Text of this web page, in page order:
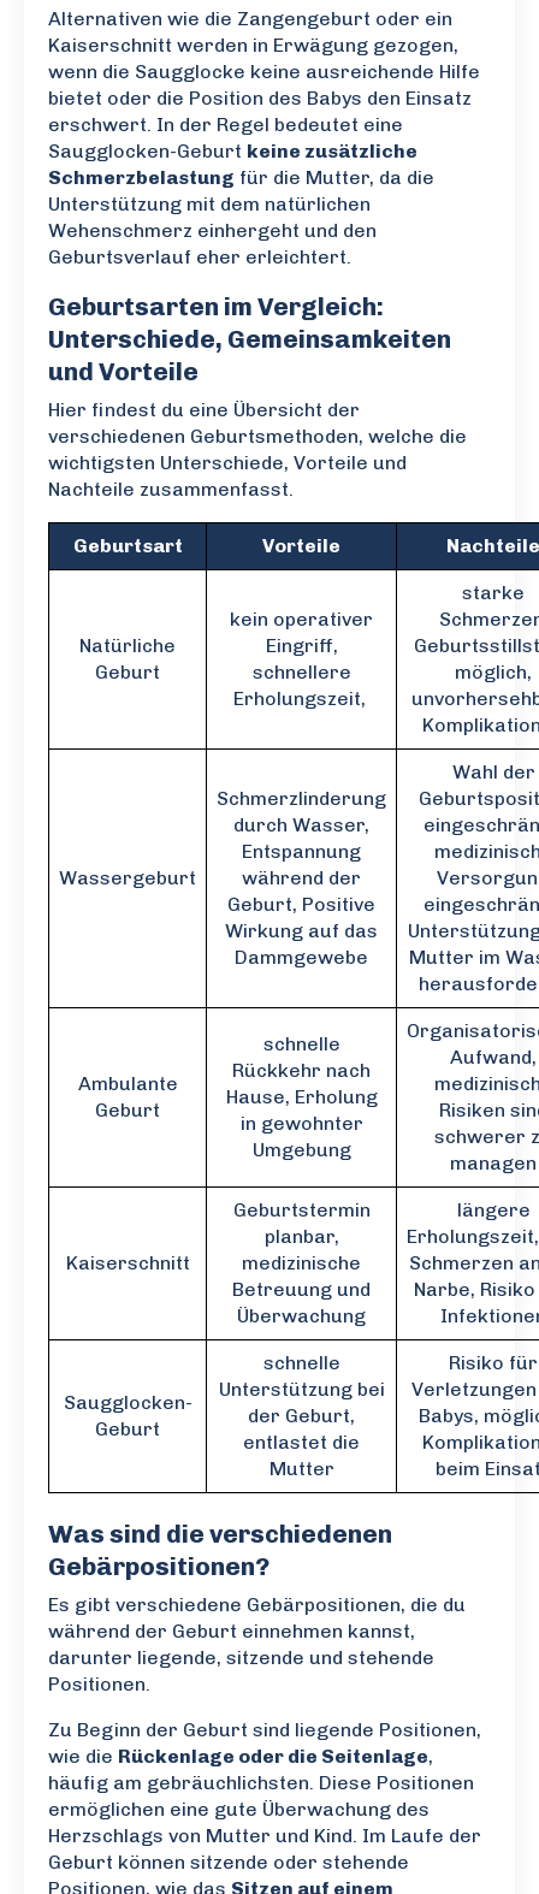
Alternativen wie die Zangengeburt oder ein
Kaiserschnitt werden in Erwägung gezogen,
wenn die Saugglocke keine ausreichende Hilfe
bietet oder die Position des Babys den Einsatz
erschwert. In der Regel bedeutet eine
Saugglocken-Geburt keine zusätzliche
Schmerzbelastung für die Mutter, da die
Unterstützung mit dem natürlichen
Wehenschmerz einhergeht und den
Geburtsverlauf eher erleichtert.
Geburtsarten im Vergleich:
Unterschiede, Gemeinsamkeiten
und Vorteile
Hier findest du eine Übersicht der
verschiedenen Geburtsmethoden, welche die
wichtigsten Unterschiede, Vorteile und
Nachteile zusammenfasst.
Geburtsart Vorteile Nachteile
Natürliche
Geburt
kein operativer
Eingriff,
schnellere
Erholungszeit,
starke
möglich,
Wassergeburt
Schmerzlinderung
durch Wasser,
Entspannung
während der
Geburt, Positive
Wirkung auf das
Dammgewebe
Wahl der
Mutter im
Ambulante
Geburt
schnelle
Rückkehr nach
Hause, Erholung
in gewohnter
Umgebung
Aufwand,
Risiken
schwerer
managen
Kaiserschnitt
Geburtstermin
planbar,
medizinische
Betreuung und
Überwachung
längere
Schmerzen
Narbe,
Saugglocken-
Geburt
schnelle
Unterstützung bei
der Geburt,
entlastet die
Mutter
Risiko für
Babys,
beim
Was sind die verschiedenen
Gebärpositionen?
Es gibt verschiedene Gebärpositionen, die du
während der Geburt einnehmen kannst,
darunter liegende, sitzende und stehende
Positionen.
Zu Beginn der Geburt sind liegende Positionen,
wie die Rückenlage oder die Seitenlage,
häufig am gebräuchlichsten. Diese Positionen
ermöglichen eine gute Überwachung des
Herzschlags von Mutter und Kind. Im Laufe der
Geburt können sitzende oder stehende
Positionen, wie das Sitzen auf einem